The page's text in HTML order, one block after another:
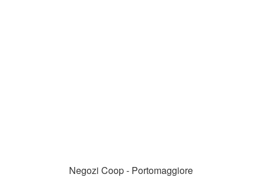
Negozi Coop - Portomaggiore